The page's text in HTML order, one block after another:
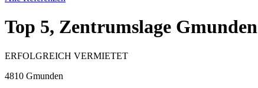
Top 5, Zentrumslage Gmunden
ERFOLGREICH VERMIETET
4810 Gmunden